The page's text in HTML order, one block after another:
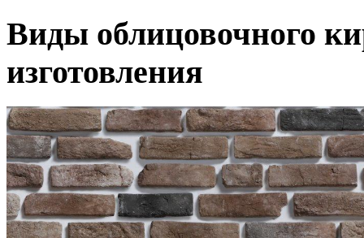
Виды облицовочного
изготовления